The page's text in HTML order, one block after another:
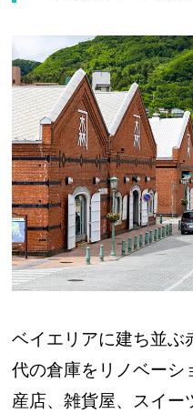
ベイエリアに建ち並ぶ
代の倉庫をリノベーシ
産店、雑貨屋、スイー